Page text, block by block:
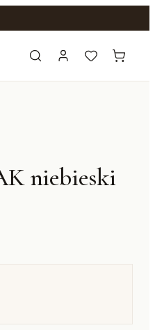
niebieski